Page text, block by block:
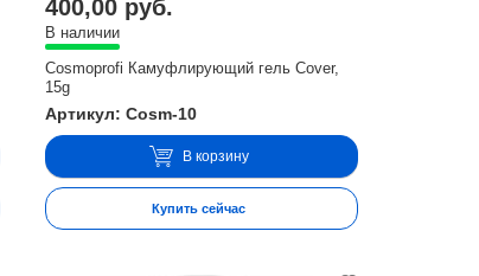
400,00 руб.
В наличии
Cosmoprofi Камуфлирующий гель Cover,
15g
Артикул: Cosm-10
В корзину
Купить сейчас